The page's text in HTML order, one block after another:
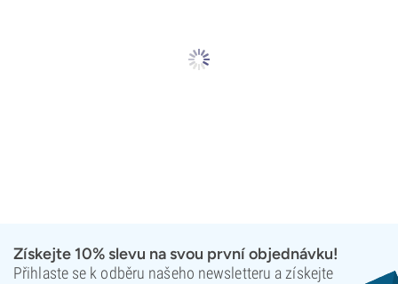
Získejte 10% slevu na svou první objednávku!
Přihlaste se k odběru našeho newsletteru a získejte